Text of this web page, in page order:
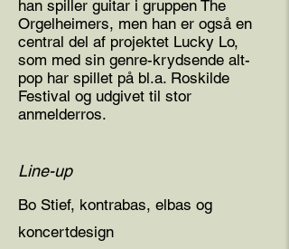
han spiller guitar i gruppen The
Orgelheimers, men han er også en
central del af projektet Lucky Lo,
som med sin genre-krydsende alt-
pop har spillet på bl.a. Roskilde
Festival og udgivet til stor
anmelderros.
Line-up
Bo Stief, kontrabas, elbas og
koncertdesign